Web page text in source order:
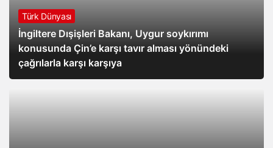
Türk Dünyası
İngiltere Dışişleri Bakanı, Uygur soykırımı
konusunda Çin’e karşı tavır alması yönündeki
çağrılarla karşı karşıya